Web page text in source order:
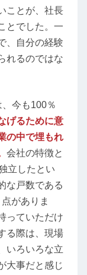
ことが、社長
とでした。一
、自分の経験
れるのではな
今も100％
げるために意
の中で埋もれ
会社の特徴と
立したとい
な戸数である
がありま
っていただけ
る際は、現場
いろいろな立
大事だと感じ